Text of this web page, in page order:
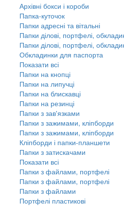
Архівні бокси і короби
Папка-куточок
Папки адресні та вітальні
Папки ділові, портфелі,
Папки ділові, портфелі,
Обкладинки для паспорта
Показати всі
Папки на кнопці
Папки на липучці
Папки на блискавці
Папки на резинці
Папки з зав'язками
Папки з зажимами, кліпборди
Папки з зажимами, кліпборди
Кліпборди і папки-планшети
Папки з затискачами
Показати всі
Папки з файлами, портфелі
Папки з файлами, портфелі
Папки з файлами
Портфелі пластикові